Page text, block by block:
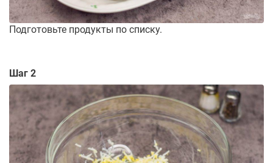
Подготовьте продукты по списку.
Шаг 2